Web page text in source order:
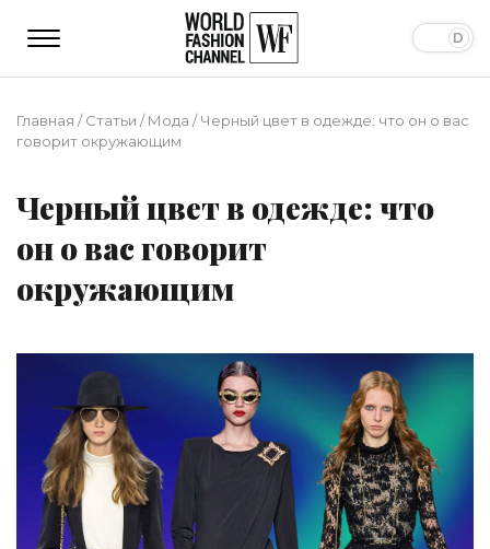
Главная /Статьи /Мода /Черный цвет в одежде: что он о вас
говорит окружающим
Черный цвет в одежде: что
он о вас говорит
окружающим